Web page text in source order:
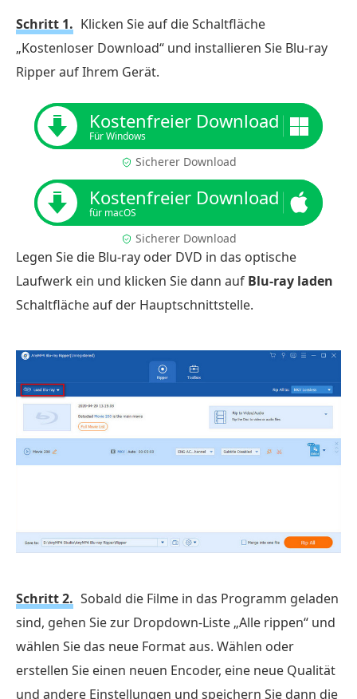
Schritt 1. Klicken Sie auf die Schaltfläche
„Kostenloser Download“ und installieren Sie Blu-ray
Ripper auf Ihrem Gerät.
Kostenfreier Download
Für Windows
Sicherer Download
Kostenfreier Download
für macOS
Sicherer Download
Legen Sie die Blu-ray oder DVD in das optische
Laufwerk ein und klicken Sie dann auf Blu-ray laden
Schaltfläche auf der Hauptschnittstelle.
Schritt 2. Sobald die Filme in das Programm geladen
sind, gehen Sie zur Dropdown-Liste „Alle rippen“ und
wählen Sie das neue Format aus. Wählen oder
erstellen Sie einen neuen Encoder, eine neue Qualität
und andere Einstellungen und speichern Sie dann die